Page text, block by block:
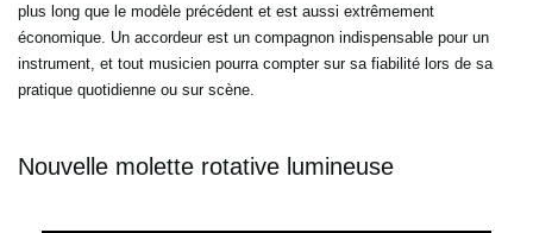
plus long que le modèle précédent et est aussi extrêmement
économique. Un accordeur est un compagnon indispensable pour un
instrument, et tout musicien pourra compter sur sa fiabilité lors de sa
pratique quotidienne ou sur scène.
Nouvelle molette rotative lumineuse